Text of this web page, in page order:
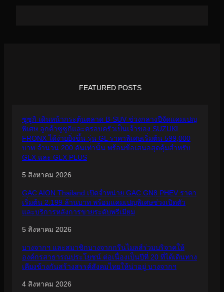
FEATURED POSTS
ซูซูกิ เดินหน้ากระตุ้นตลาด B-SUV ช่วงกลางปีจัดแคมเปญ
พิเศษ ลูกค้าซูซูกิและครอบครัวเป็นเจ้าของ SUZUKI
FRONX ได้ง่ายยิ่งขึ้น รุ่น GL ราคาพิเศษเริ่มต้น 599,000
บาท จำนวน 200 คันเท่านั้น พร้อมข้อเสนอสุดคุ้มสำหรับ
GLX และ GLX PLUS
5 สิงหาคม 2026
GAC AION Thailand เปิดจำหน่าย GAC GN8 PHEV ราคา
เริ่มต้น 2.199 ล้านบาท พร้อมแคมเปญพิเศษช่วงเปิดตัว
และบริการหลังการขายระดับพรีเมียม
5 สิงหาคม 2026
บางจากฯ และสมาชิกบางจากกรีนไมลส์ร่วมบริจาคให้
องค์กรสาธารณประโยชน์ ต่อเนื่องเป็นปีที่ 20 ที่ได้เดินทาง
เคียงข้างกันสร้างสรรค์สังคมไทยให้น่าอยู่ บางจากฯ
4 สิงหาคม 2026